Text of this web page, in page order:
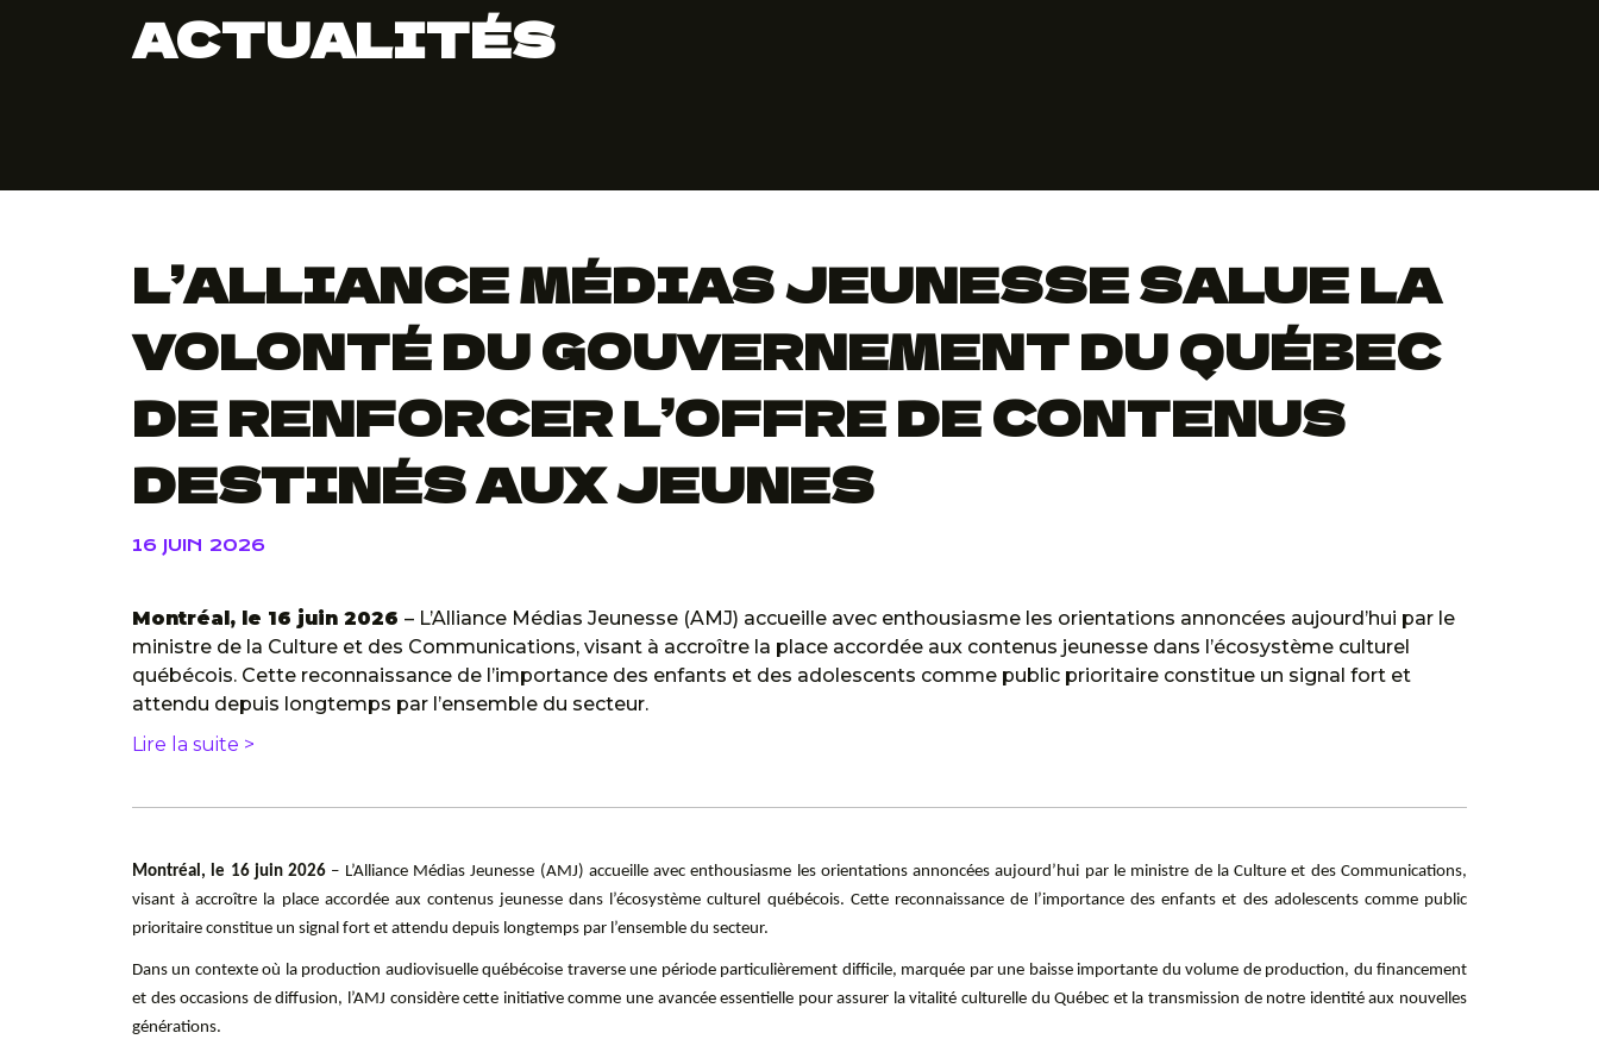
ACTUALITÉS
L’ALLIANCE MÉDIAS JEUNESSE SALUE LA
VOLONTÉ DU GOUVERNEMENT DU QUÉBEC
DE RENFORCER L’OFFRE DE CONTENUS
DESTINÉS AUX JEUNES
16 JUIN 2026
Montréal, le 16 juin 2026 – L’Alliance Médias Jeunesse (AMJ) accueille avec enthousiasme les orientations annoncées aujourd’hui par le
ministre de la Culture et des Communications, visant à accroître la place accordée aux contenus jeunesse dans l’écosystème culturel
québécois. Cette reconnaissance de l’importance des enfants et des adolescents comme public prioritaire constitue un signal fort et
attendu depuis longtemps par l’ensemble du secteur.
Lire la suite >
Montréal, le 16 juin 2026 – L’Alliance Médias Jeunesse (AMJ) accueille avec enthousiasme les orientations annoncées aujourd’hui par le ministre de la Culture et des Communications,
visant à accroître la place accordée aux contenus jeunesse dans l’écosystème culturel québécois. Cette reconnaissance de l’importance des enfants et des adolescents comme public
prioritaire constitue un signal fort et attendu depuis longtemps par l’ensemble du secteur.
Dans un contexte où la production audiovisuelle québécoise traverse une période particulièrement difficile, marquée par une baisse importante du volume de production, du financement
et des occasions de diffusion, l’AMJ considère cette initiative comme une avancée essentielle pour assurer la vitalité culturelle du Québec et la transmission de notre identité aux nouvelles
générations.